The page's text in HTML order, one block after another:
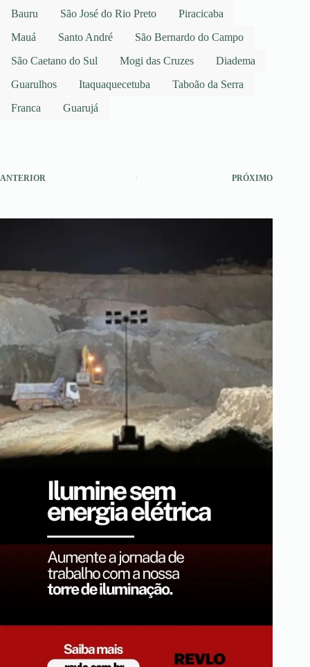
Bauru
São José do Rio Preto
Piracicaba
Mauá
Santo André
São Bernardo do Campo
São Caetano do Sul
Mogi das Cruzes
Diadema
Guarulhos
Itaquaquecetuba
Taboão da Serra
Franca
Guarujá
ANTERIOR PRÓXIMO